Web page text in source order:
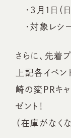
・3月1日（
・対象レシ
さらに、先着
上記各イベ
崎の変PRキャ
ゼント！
（在庫がなく